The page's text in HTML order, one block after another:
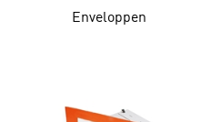
Enveloppen